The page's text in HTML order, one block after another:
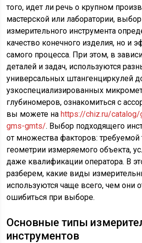
того, идет ли речь о крупном
мастерской или лаборатории,
измерительного инструмента
качество конечного изделия, но и
самого процесса. При этом, в
деталей и задач, используются
универсальных штангенциркулей
узкоспециализированных
глубиномеров, ознакомиться с
вы можете наhttps://chiz.ru/catalog/
gms-gmts/. Выбор подходящего
от множества факторов: требуемой
геометрии измеряемого объекта,
даже квалификации оператора. В
разберем, какие виды
используются чаще всего, чем они
ошибиться при выборе.
Основные типы
инструментов